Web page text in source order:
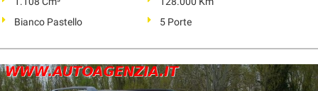
Bianco Pastello
5 Porte